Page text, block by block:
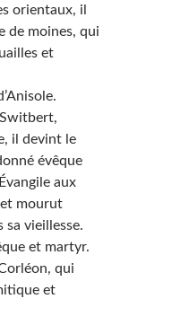
orientaux, il
de moines, qui
et
il devint le
évêque
aux
et mourut
sa vieillesse.
et martyr.
qui
et